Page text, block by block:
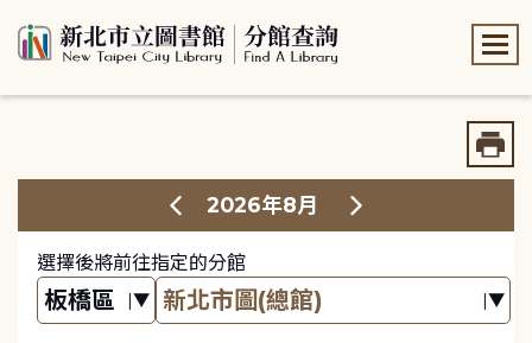
2026年8月
選擇後將前往指定的分館